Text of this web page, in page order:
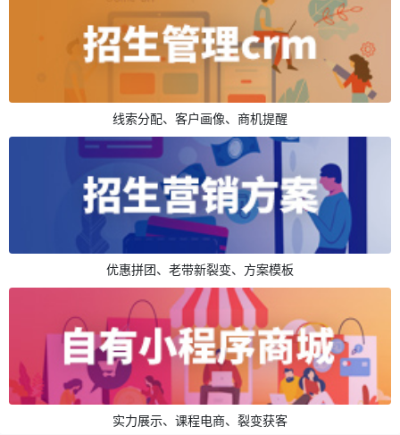
线索分配、客户画像、商机提醒
优惠拼团、老带新裂变、方案模板
实力展示、课程电商、裂变获客